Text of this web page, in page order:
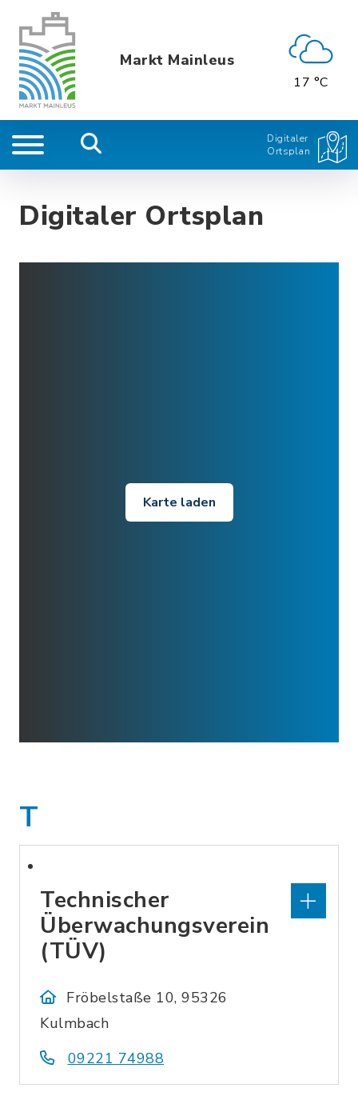
Markt Mainleus
17 °C
Digitaler
Ortsplan
Digitaler Ortsplan
Karte laden
T
Technischer
Überwachungsverein
(TÜV)
Fröbelstaße 10, 95326
Kulmbach
09221 74988